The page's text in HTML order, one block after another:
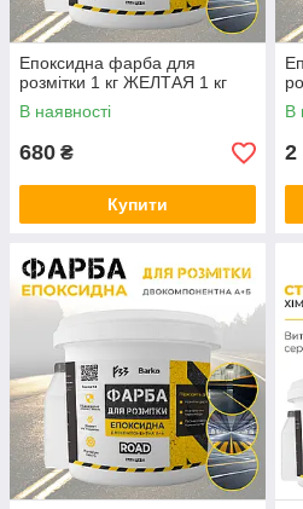
Епоксидна фарба для
розмітки 1 кг ЖЕЛТАЯ 1 кг
В наявності
680 ₴
Купити
В
2